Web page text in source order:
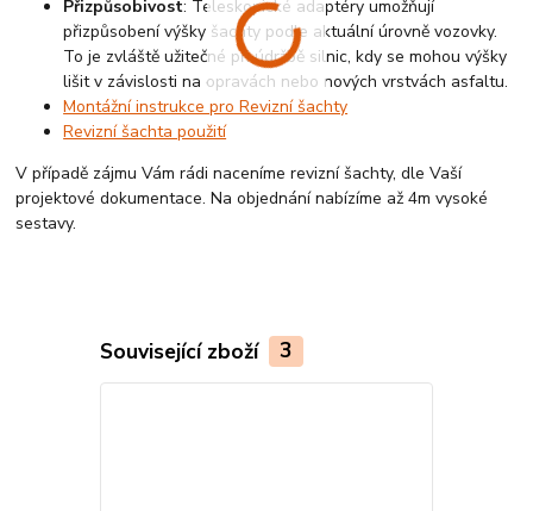
Přizpůsobivost: Teleskopické adaptéry umožňují
přizpůsobení výšky šachty podle aktuální úrovně vozovky.
To je zvláště užitečné při údržbě silnic, kdy se mohou výšky
lišit v závislosti na opravách nebo nových vrstvách asfaltu.
Montážní instrukce pro Revizní šachty
Revizní šachta použití
V případě zájmu Vám rádi naceníme revizní šachty, dle Vaší
projektové dokumentace. Na objednání nabízíme až 4m vysoké
sestavy.
Související zboží 3